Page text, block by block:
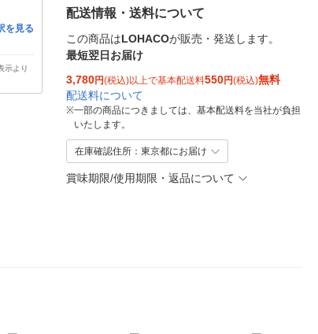
を見る
示より
配送情報・送料について
この商品はLOHACOが販売・発送します。
最短翌日お届け
3,780円(税込)以上で基本配送料550円(税込)無料
配送料について
※一部の商品につきましては、基本配送料を当社が負担
いたします。
在庫確認住所：東京都にお届け
賞味期限/使用期限・返品について